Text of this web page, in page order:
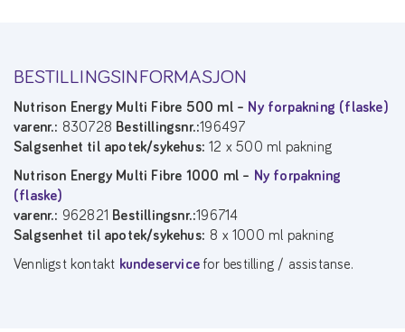
BESTILLINGSINFORMASJON
Nutrison Energy Multi Fibre 500 ml – Ny forpakning (flaske)
varenr.: 830728 Bestillingsnr.:196497
Salgsenhet til apotek/sykehus: 12 x 500 ml pakning
Nutrison Energy Multi Fibre 1000 ml – Ny forpakning
(flaske)
varenr.: 962821 Bestillingsnr.:196714
Salgsenhet til apotek/sykehus: 8 x 1000 ml pakning
Vennligst kontakt kundeservice for bestilling / assistanse.